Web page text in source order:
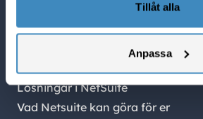
Tillåt alla
Anpassa
Quick Links
NetSuite partner i Sverige
Lösningar i NetSuite
Vad Netsuite kan göra för er